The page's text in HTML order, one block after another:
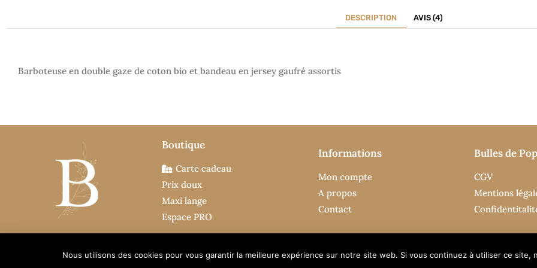
DESCRIPTION AVIS (4)
Barboteuse en double gaze de coton bio et bandeau en jersey gaufré assortis
Boutique
Carte cadeau
Prix doux
Maxi lange
Espace PRO
Informations
Mon compte
A propos
Contact
Bulles de
CGV
Mentions
© 2026 Bulles de Popeline - Tous droits réservés
Nous utilisons des cookies pour vous garantir la meilleure expérience sur notre site web. Si vous continuez à utiliser ce
Nous utilisons des cookies pour vous garantir la meilleure expérience sur notre site web. Si vous continuez à utiliser ce site, nous
êtes satisfait.